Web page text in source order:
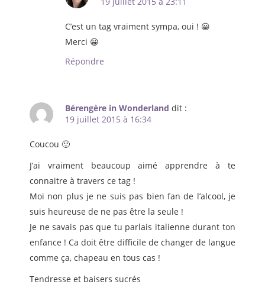
C’est un tag vraiment sympa, oui ! 😀
Merci 😀
Répondre
Bérengère in Wonderland dit :
19 juillet 2015 à 16:34
Coucou 🙂
J’ai vraiment beaucoup aimé apprendre à te
connaitre à travers ce tag !
Moi non plus je ne suis pas bien fan de l’alcool, je
suis heureuse de ne pas être la seule !
Je ne savais pas que tu parlais italienne durant ton
enfance ! Ca doit être difficile de changer de langue
comme ça, chapeau en tous cas !
Tendresse et baisers sucrés